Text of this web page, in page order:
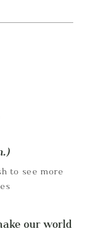
to see more
our world